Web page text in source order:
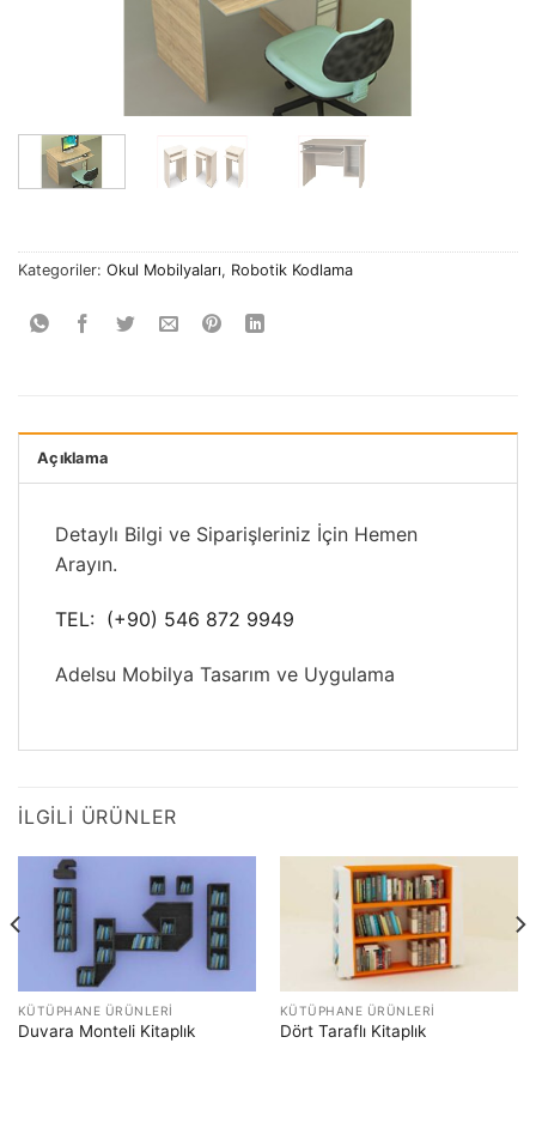
Kategoriler: Okul Mobilyaları, Robotik Kodlama
Açıklama
Detaylı Bilgi ve Siparişleriniz İçin Hemen
Arayın.
TEL: (+90) 546 872 9949
Adelsu Mobilya Tasarım ve Uygulama
İLGILI ÜRÜNLER
KÜTÜPHANE ÜRÜNLERI
Duvara Monteli Kitaplık
KÜTÜPHANE ÜRÜNLERI
Dört Taraflı Kitaplık